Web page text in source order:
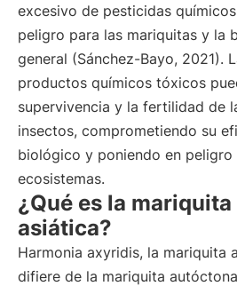
excesivo de pesticidas
peligro para las mariquitas y la
general (Sánchez-Bayo, 2021).
productos químicos tóxicos
supervivencia y la fertilidad de
insectos, comprometiendo su
biológico y poniendo en
ecosistemas.
¿Qué es la
asiática?
Harmonia axyridis, la mariquita
difiere de la mariquita